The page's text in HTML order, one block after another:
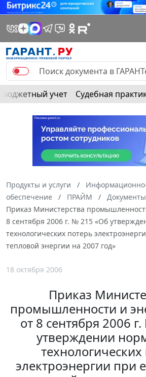
Бюджетный учет Судебная
Продукты и услуги
обеспечение
ПРАЙМ
Приказ Министерства
8 сентября 2006 г. № 215 «Об
технологических потерь
тепловой энергии на 2007 год»
18 октября 2006
Приказ
промышленности и
от 8 сентября 2006
утверждении
электроэнергии при